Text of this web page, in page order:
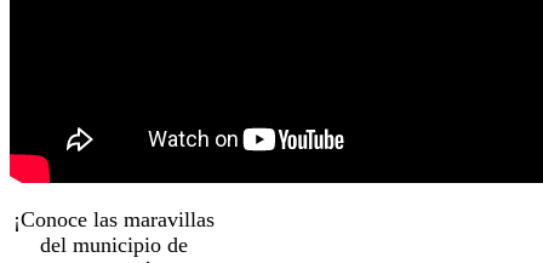
¡Conoce las maravillas
del municipio de